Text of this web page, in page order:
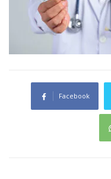
Facebook